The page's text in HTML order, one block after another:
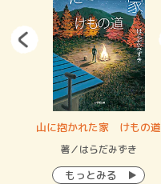
山に抱かれた家 けもの道
著／はらだみずき
もっとみる